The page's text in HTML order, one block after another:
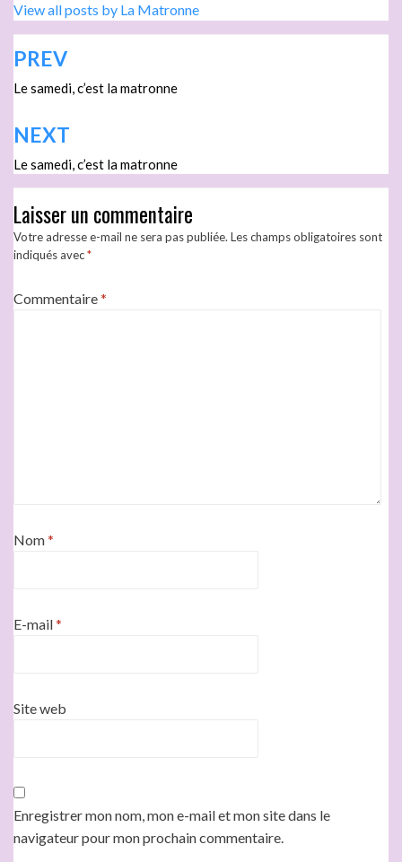
View all posts by La Matronne
PREV
Le samedi, c’est la matronne
NEXT
Le samedi, c’est la matronne
Laisser un commentaire
Votre adresse e-mail ne sera pas publiée. Les champs obligatoires sont
indiqués avec*
Commentaire*
Nom*
E-mail*
Site web
Enregistrer mon nom, mon e-mail et mon site dans le
navigateur pour mon prochain commentaire.